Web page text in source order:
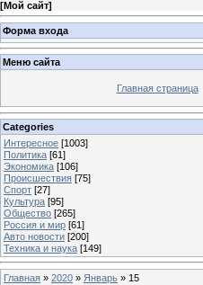
[Мой сайт]
Форма входа
Меню сайта
Главная страница
Categories
Интересное [1003]
Политика [61]
Экономика [106]
Происшествия [75]
Спорт [27]
Культура [95]
Общество [265]
Россия и мир [61]
Авто новости [200]
Техника и наука [149]
Главная » 2020 » Январь » 15